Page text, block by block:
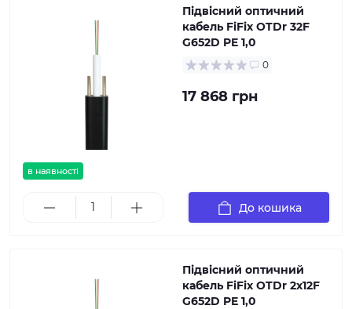
в наявності
Підвісний оптичний
кабель FiFix OTDr 32F
G652D PE 1,0
0
17 868 грн
До кошика
Підвісний оптичний
кабель FiFix OTDr 2х12F
G652D PE 1,0